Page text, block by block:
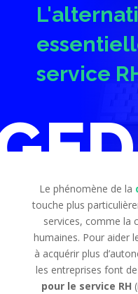
service
Le phénomène de la
touche plus
services, comme la
humaines. Pour aider
à acquérir plus
les entreprises font
pour le service RH